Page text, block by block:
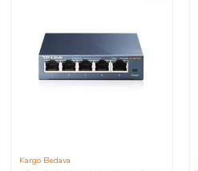
Kargo Bedava